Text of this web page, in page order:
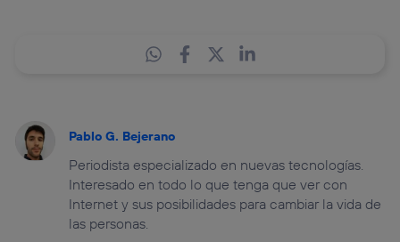
Pablo G. Bejerano
Periodista especializado en nuevas tecnologías.
Interesado en todo lo que tenga que ver con
Internet y sus posibilidades para cambiar la vida de
las personas.